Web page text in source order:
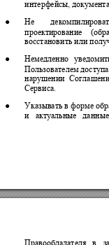
интерфейсы,
● Не
проектирование
восстановить или
● Немедленно
Пользователем
нарушении
Сервиса.
● Указывать в форме
и
актуальные данн
Правообладателя в